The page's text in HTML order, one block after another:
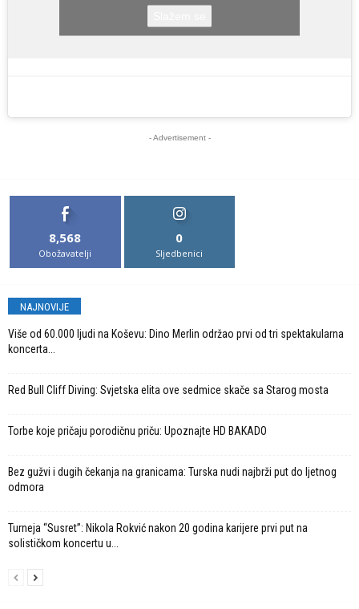
- Advertisement -
8,568
Obožavatelji
0
Sljedbenici
NAJNOVIJE
Više od 60.000 ljudi na Koševu: Dino Merlin održao prvi od tri spektakularna
koncerta...
Red Bull Cliff Diving: Svjetska elita ove sedmice skače sa Starog mosta
Torbe koje pričaju porodičnu priču: Upoznajte HD BAKADO
Bez gužvi i dugih čekanja na granicama: Turska nudi najbrži put do ljetnog
odmora
Turneja “Susret”: Nikola Rokvić nakon 20 godina karijere prvi put na
solističkom koncertu u...